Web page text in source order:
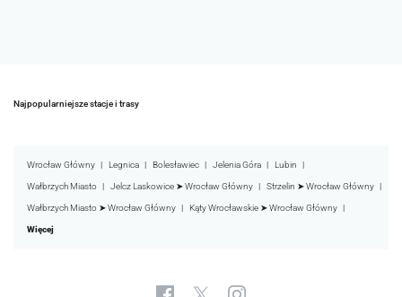
Najpopularniejsze stacje i trasy
Wrocław Główny Legnica Bolesławiec Jelenia Góra Lubin
Wałbrzych Miasto Jelcz Laskowice ➤ Wrocław Główny Strzelin ➤ Wrocław Główny
Wałbrzych Miasto ➤ Wrocław Główny Kąty Wrocławskie ➤ Wrocław Główny
Więcej